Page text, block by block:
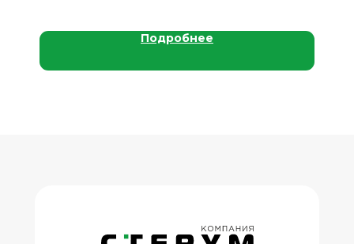
Подробнее